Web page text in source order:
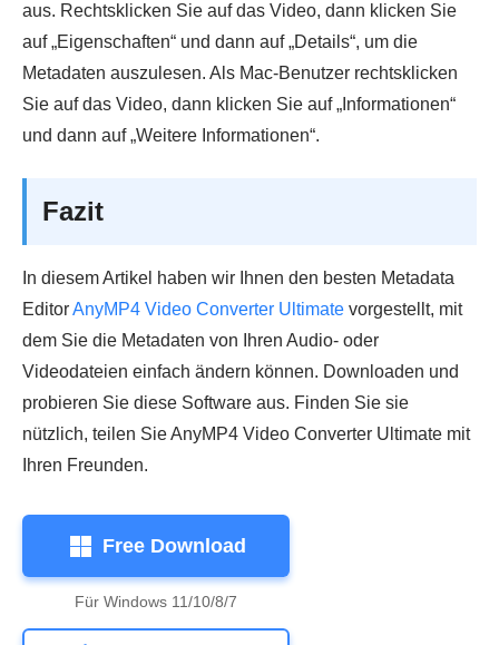
aus. Rechtsklicken Sie auf das Video, dann klicken Sie
auf „Eigenschaften“ und dann auf „Details“, um die
Metadaten auszulesen. Als Mac-Benutzer rechtsklicken
Sie auf das Video, dann klicken Sie auf „Informationen“
und dann auf „Weitere Informationen“.
Fazit
In diesem Artikel haben wir Ihnen den besten Metadata
EditorAnyMP4 Video Converter Ultimate vorgestellt, mit
dem Sie die Metadaten von Ihren Audio- oder
Videodateien einfach ändern können. Downloaden und
probieren Sie diese Software aus. Finden Sie sie
nützlich, teilen Sie AnyMP4 Video Converter Ultimate mit
Ihren Freunden.
Free Download
Für Windows 11/10/8/7